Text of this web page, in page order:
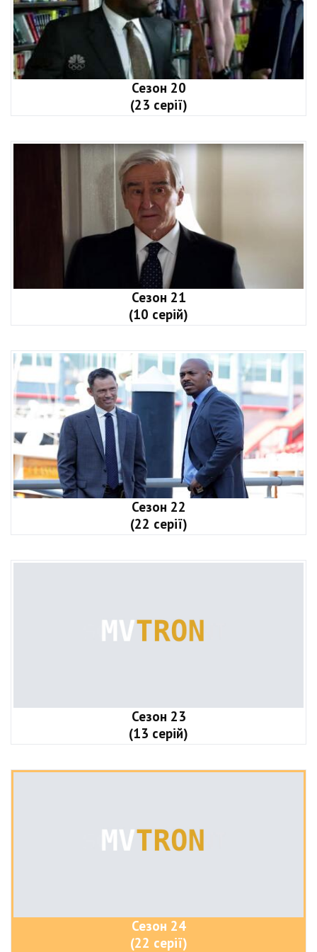
Сезон 20
(23 серії)
Сезон 21
(10 серій)
Сезон 22
(22 серії)
Сезон 23
(13 серій)
Сезон 24
(22 серії)